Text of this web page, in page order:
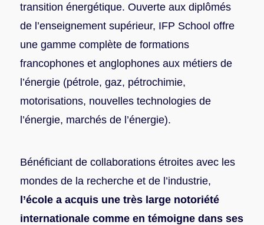
transition énergétique. Ouverte aux diplômés
de l’enseignement supérieur, IFP School offre
une gamme complète de formations
francophones et anglophones aux métiers de
l’énergie (pétrole, gaz, pétrochimie,
motorisations, nouvelles technologies de
l’énergie, marchés de l’énergie).
Bénéficiant de collaborations étroites avec les
mondes de la recherche et de l’industrie,
l’école a acquis une très large notoriété
internationale comme en témoigne dans ses